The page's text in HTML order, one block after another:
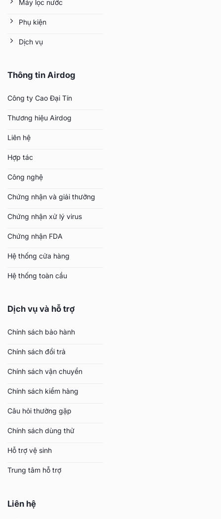
Máy lọc nước
Phụ kiện
Dịch vụ
Thông tin Airdog
Công ty Cao Đại Tín
Thương hiệu Airdog
Liên hệ
Hợp tác
Công nghệ
Chứng nhận và giải thưởng
Chứng nhận xử lý virus
Chứng nhận FDA
Hệ thống cửa hàng
Hệ thống toàn cầu
Dịch vụ và hỗ trợ
Chính sách bảo hành
Chính sách đổi trả
Chính sách vận chuyển
Chính sách kiểm hàng
Câu hỏi thường gặp
Chính sách dùng thử
Hỗ trợ vệ sinh
Trung tâm hỗ trợ
Liên hệ